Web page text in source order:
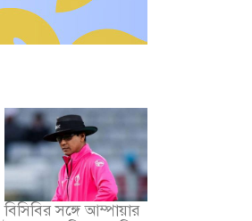
বিসিবির সঙ্গে আম্পায়ার